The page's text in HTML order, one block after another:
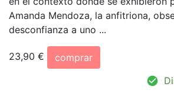
Amanda Mendoza, la anfitriona,
desconfianza a uno ...
23,90 €
comprar